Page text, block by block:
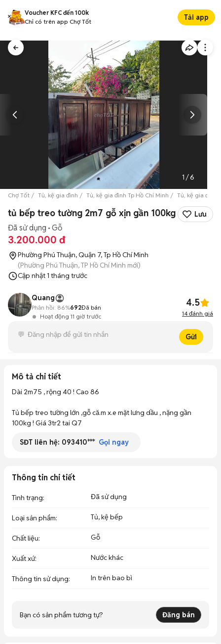
Voucher KFC đến 100k
Chỉ có trên app Chợ Tốt
Tải app
1 /6
Chợ Tốt Tủ, kệ gia đình Tủ, kệ gia đình Tp Hồ Chí Minh Tủ, kệ gia đình
tủ bếp treo tường 2m7 gỗ xịn gần 100kg Lưu
Đã sử dụng Gỗ
3.200.000 đ
Phường Phú Thuận, Quận 7, Tp Hồ Chí Minh
(Phường Phú Thuận, TP Hồ Chí Minh mới)
Cập nhật1 tháng trước
Quang
Hoạt động 11 giờ trước
Phản hồi: 86%692Đã bán 4.5
14 đánh giá
Gửi
Mô tả chi tiết
Dài 2m75 , rộng 40 ! Cao 86
Tủ bếp treo tường lớn ,gỗ că.m x.e mặt lưng dầu , nặng gần
100kg ! Giá 3tr2 tai Q7
SĐT liên hệ: 093410*** Gọi ngay
Thông tin chi tiết
Tình trạng: Đã sử dụng
Loại sản phẩm: Tủ, kệ bếp
Chất liệu: Gỗ
Xuất xứ: Nước khác
Thông tin sử dụng: In trên bao bì
Bạn có sản phẩm tương tự? Đăng bán